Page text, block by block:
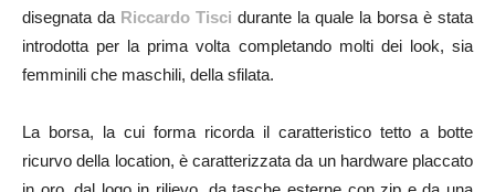
disegnata da Riccardo Tisci durante la quale la borsa è stata
introdotta per la prima volta completando molti dei look, sia
femminili che maschili, della sfilata.
La borsa, la cui forma ricorda il caratteristico tetto a botte
ricurvo della location, è caratterizzata da un hardware placcato